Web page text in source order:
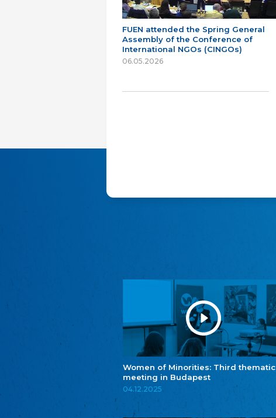
FUEN attended the Spring General
Assembly of the Conference of
International NGOs (CINGOs)
06.05.2026
Women of Minorities: Third thematic
meeting in Budapest
04.12.2025